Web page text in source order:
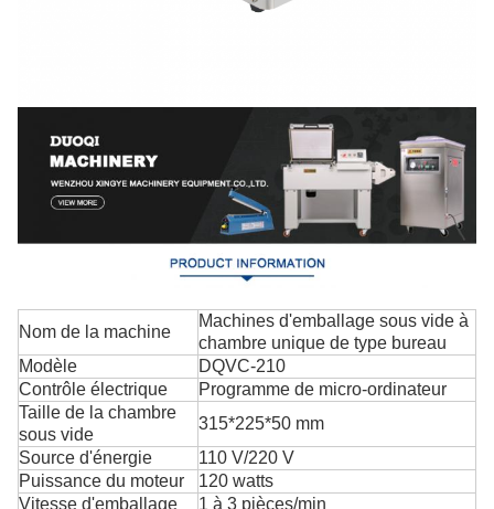
Nom de la machine
Machines d'emballage sous vide à
chambre unique de type bureau
Modèle
DQVC-210
Contrôle électrique
Programme de micro-ordinateur
Taille de la chambre
sous vide
315*225*50 mm
Source d'énergie
110 V/220 V
Puissance du moteur
120 watts
Vitesse d'emballage
1 à 3 pièces/min